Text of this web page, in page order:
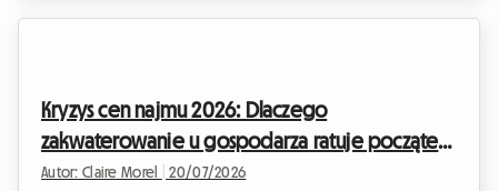
piętrzą się setkami na biurkach agencji nieruchomości. W
Roomlala obserwujemy ...
Kryzys cen najmu 2026: Dlaczego
zakwaterowanie u gospodarza ratuje początek
roku akademickiego włoskich studentów
Autor: Claire Morel 20/07/2026